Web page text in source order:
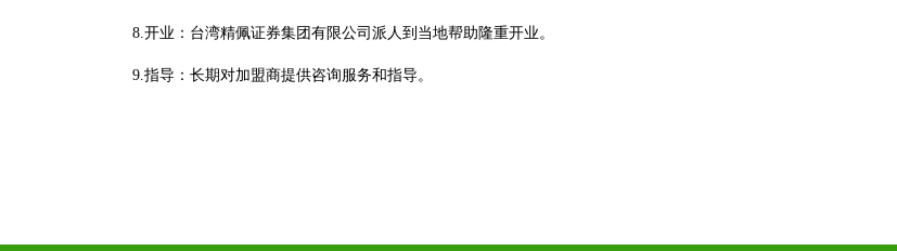
8.开业：台湾精佩证券集团有限公司派人到当地帮助隆重开业。
9.指导：长期对加盟商提供咨询服务和指导。